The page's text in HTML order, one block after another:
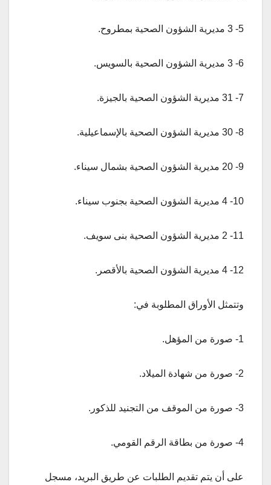
5- 3 مديرية الشؤون الصحية بمطروح.
6- 3 مديرية الشؤون الصحية بالسويس.
7- 31 مديرية الشؤون الصحية بالجيزة.
8- 30 مديرية الشؤون الصحية بالإسماعيلية.
9- 20 مديرية الشؤون الصحية بشمال سيناء.
10- 4 مديرية الشؤون الصحية بجنوب سيناء.
11- 2 مديرية الشؤون الصحية بنى سويف.
12- 4 مديرية الشؤون الصحية بالأقصر.
وتتمثل الأوراق المطلوبة في:
1- صورة من المؤهل.
2- صورة من شهادة الميلاد.
3- صورة من الموقف من التجنيد للذكور.
4- صورة من بطاقة الرقم القومي.
على أن يتم تقديم الطلبات عن طريق البريد، مسجل